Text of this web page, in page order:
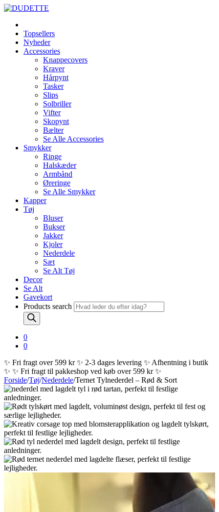
Topsellers
Nyheder
Accessories
Knappecovers
Kraver
Hårpynt
Tasker
Slips
Solbriller
Vifter
Skopynt
Bælter
Se Alle Accessories
Smykker
Ringe
Halskæder
Armbånd
Øreringe
Se Alle Smykker
Kapper
Tøj
Bluser
Bukser
Jakker
Kjoler
Nederdele
Sæt
Se Alt Tøj
Decor
Se Alt
Gavekort
Products search
0
0
✨ Fri fragt over 599 kr ✨ 2-3 dages levering ✨ Afhentning i butik
✨ ✨ Fri fragt til pakkeshop ved køb over 599 kr ✨
Forside/Tøj/Nederdele/Ternet Tylnederdel – Rød & Sort